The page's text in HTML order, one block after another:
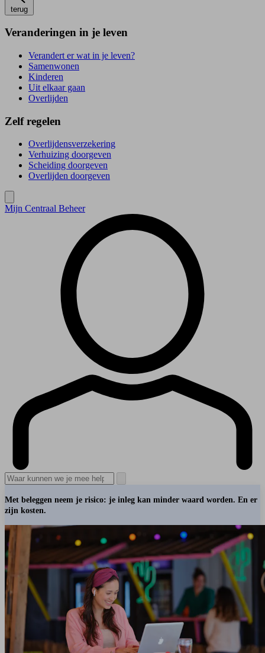
terug
Veranderingen in je leven
Verandert er wat in je leven?
Samenwonen
Kinderen
Uit elkaar gaan
Overlijden
Zelf regelen
Overlijdensverzekering
Verhuizing doorgeven
Scheiding doorgeven
Overlijden doorgeven
Mijn Centraal Beheer
Met beleggen neem je risico: je inleg kan minder waard worden. En er
zijn kosten.